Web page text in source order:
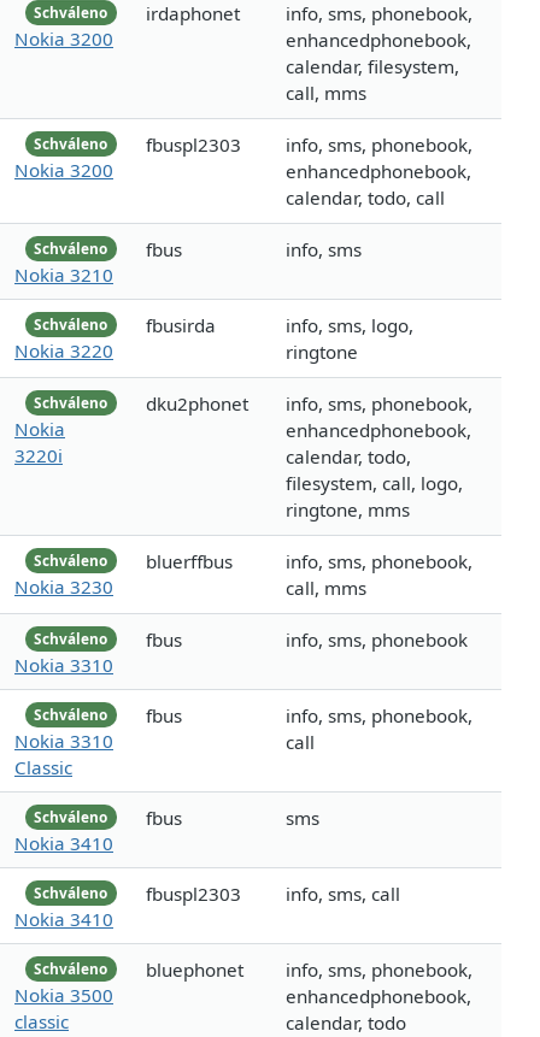
Schváleno
Nokia 3200
irdaphonet
info, sms, phonebook,
enhancedphonebook,
calendar, filesystem,
call, mms
Schváleno
Nokia 3200
fbuspl2303
info, sms, phonebook,
enhancedphonebook,
calendar, todo, call
Schváleno
Nokia 3210
fbus info, sms
Schváleno
Nokia 3220
fbusirda
info, sms, logo,
ringtone
Schváleno
Nokia
3220i
dku2phonet
info, sms, phonebook,
enhancedphonebook,
calendar, todo,
filesystem, call, logo,
ringtone, mms
Schváleno
Nokia 3230
bluerffbus
info, sms, phonebook,
call, mms
Schváleno
Nokia 3310
fbus info, sms, phonebook
Schváleno
Nokia 3310
Classic
fbus
info, sms, phonebook,
call
Schváleno
Nokia 3410
fbus sms
Schváleno
Nokia 3410
fbuspl2303 info, sms, call
Schváleno
Nokia 3500
classic
bluephonet
info, sms, phonebook,
enhancedphonebook,
calendar, todo